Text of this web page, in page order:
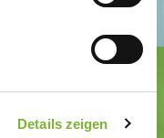
Details zeigen